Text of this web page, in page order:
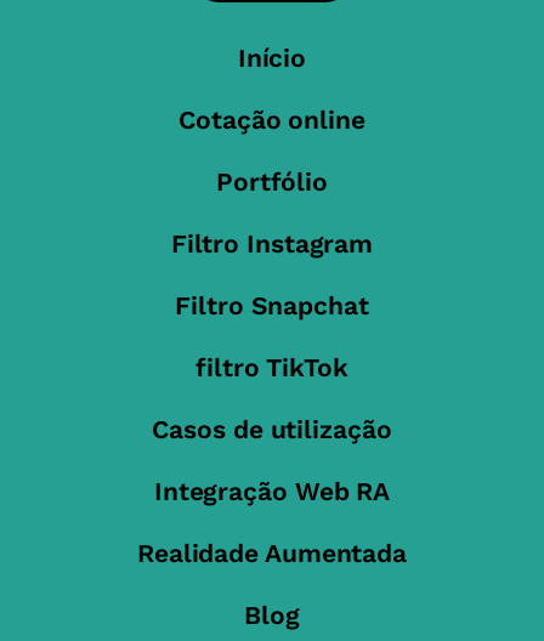
Início
Cotação online
Portfólio
Filtro Instagram
Filtro Snapchat
filtro TikTok
Casos de utilização
Integração Web RA
Realidade Aumentada
Blog